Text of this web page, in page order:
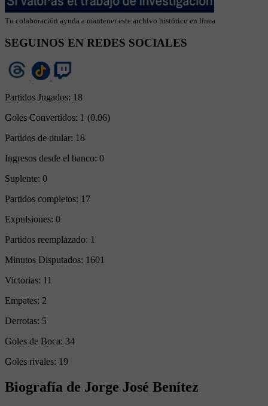
Tu colaboración ayuda a mantener este archivo histórico en línea
SEGUINOS EN REDES SOCIALES
Partidos Jugados: 18
Goles Convertidos: 1 (0.06)
Partidos de titular: 18
Ingresos desde el banco: 0
Suplente: 0
Partidos completos: 17
Expulsiones: 0
Partidos reemplazado: 1
Minutos Disputados: 1601
Victorias: 11
Empates: 2
Derrotas: 5
Goles de Boca: 34
Goles rivales: 19
Biografía de Jorge José Benítez